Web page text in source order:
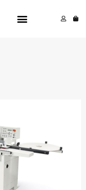
Menu